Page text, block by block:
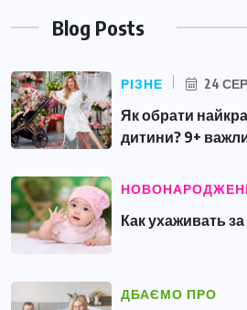
Blog Posts
РІЗНЕ 24
Як обрати
дитини? 9+
НОВОНАРОДЖЕНІ
Как ухаживать
ДБАЄМО ПРО